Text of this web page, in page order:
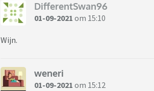
DifferentSwan96
01-09-2021 om 15:10
Wijn.
weneri
01-09-2021 om 15:12